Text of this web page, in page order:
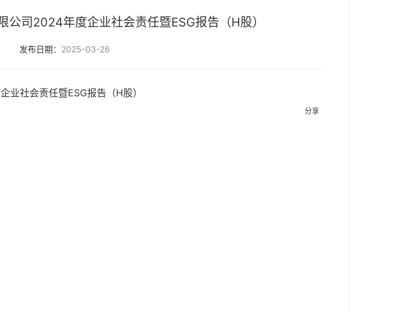
公司2024年度企业社会责任暨ESG报告（H股）
发布日期： 2025-03-26
业社会责任暨ESG报告（H股）
分享